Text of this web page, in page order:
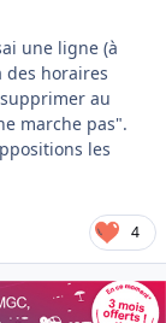
une ligne (à
des horaires
au
marche pas".
les
4